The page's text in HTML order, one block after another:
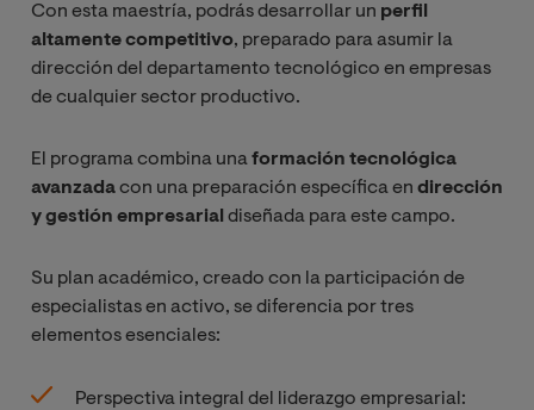
Con esta maestría, podrás desarrollar un perfil
altamente competitivo, preparado para asumir la
dirección del departamento tecnológico en empresas
de cualquier sector productivo.
El programa combina unaformación tecnológica
avanzadacon una preparación específica en dirección
y gestión empresarial diseñada para este campo.
Su plan académico, creado con la participación de
especialistas en activo, se diferencia por tres
elementos esenciales:
Perspectiva integral del liderazgo empresarial: